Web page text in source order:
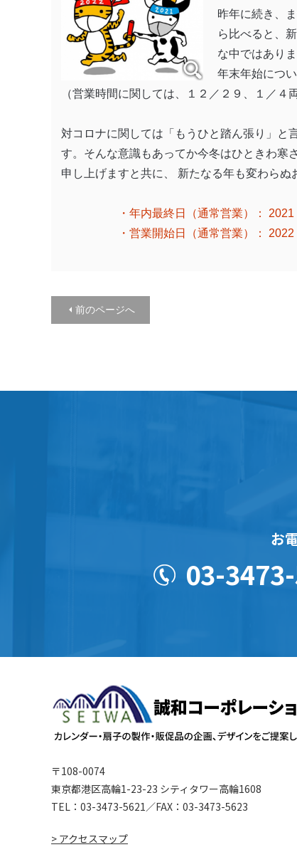
昨年に続き、
ら比べると、
な中ではあり
年末年始につ
（営業時間に関しては、１２／２９、１／４
対コロナに関しては「もうひと踏ん張り」と
す。そんな意識もあってか今冬はひときわ寒
申し上げますと共に、 新たなる年も変わら
・年内最終日（通常営業）： 2021
・営業開始日（通常営業）： 2022
前のページへ
お
03-
〒108-0074
東京都港区高輪1-23-23 シティタワー高輪1608
TEL： 03-3473-5621 ／FAX：03-3473-5623
> アクセスマップ